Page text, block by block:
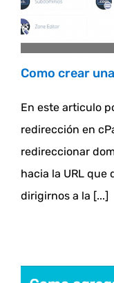
Como crear
En este articulo
redirección en
redireccionar
hacia la URL que
dirigirnos a la [...]